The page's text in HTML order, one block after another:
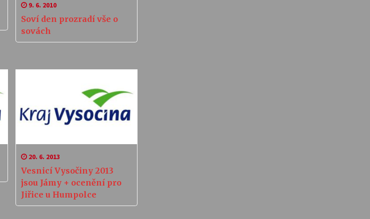
9. 6. 2010
Soví den prozradí vše o
sovách
20. 6. 2013
Vesnicí Vysočiny 2013
jsou Jámy + ocenění pro
Jiřice u Humpolce